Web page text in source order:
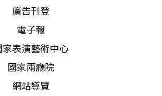
引更多志同道合的音樂家。
未進過正式音樂院，在他廿歲
策姆林斯基，在音樂創作上才
後來他也與其妹瑪蒂德．策姆
廣告刊登
電子報
家表演藝術中心
國家兩廳院
網站導覽